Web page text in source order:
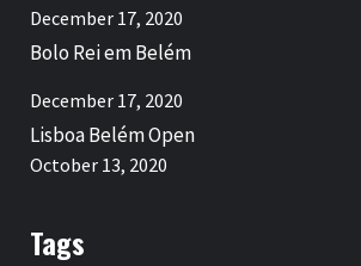
December 17, 2020
Bolo Rei em Belém
December 17, 2020
Lisboa Belém Open
October 13, 2020
Tags